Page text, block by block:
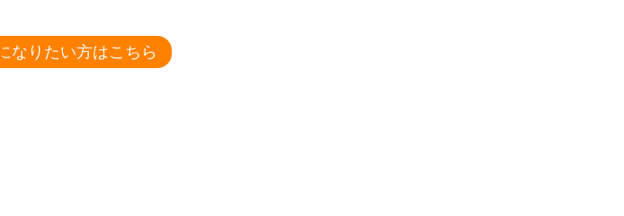
なりたい方はこちら